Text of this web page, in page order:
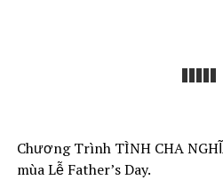
Chương Trình TÌNH CHA
mùa Lễ Father’s Day.